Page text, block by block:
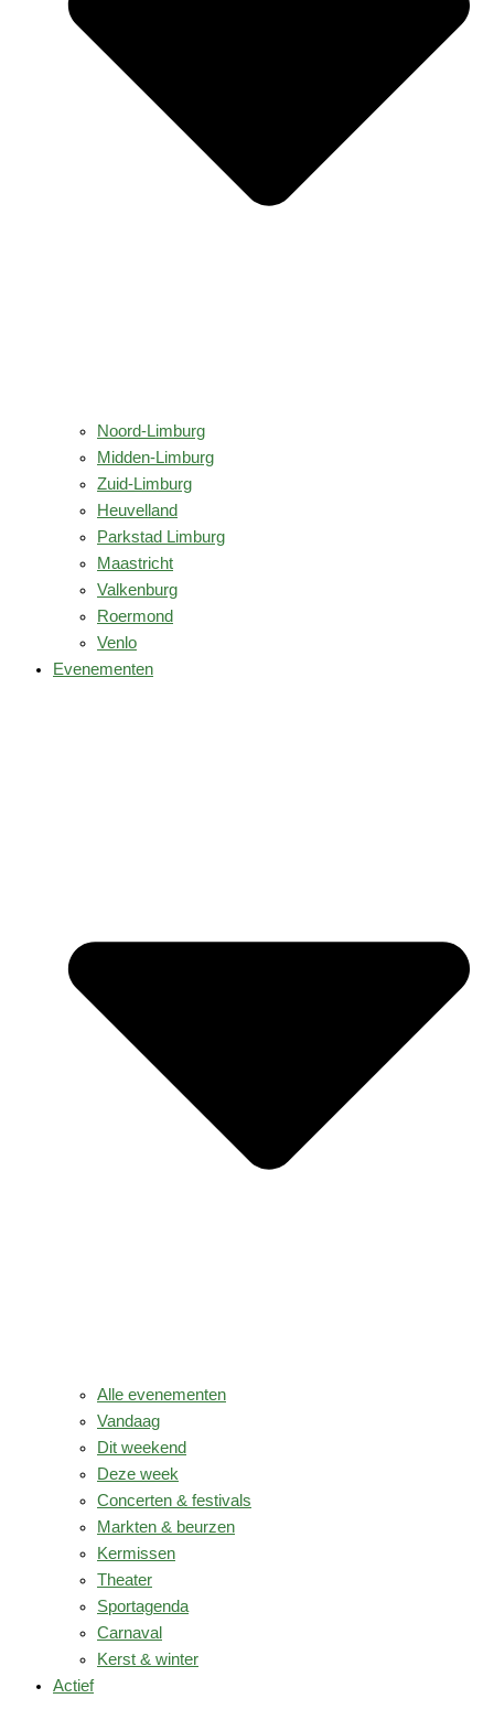
Noord-Limburg
Midden-Limburg
Zuid-Limburg
Heuvelland
Parkstad Limburg
Maastricht
Valkenburg
Roermond
Venlo
Evenementen
Alle evenementen
Vandaag
Dit weekend
Deze week
Concerten & festivals
Markten & beurzen
Kermissen
Theater
Sportagenda
Carnaval
Kerst & winter
Actief